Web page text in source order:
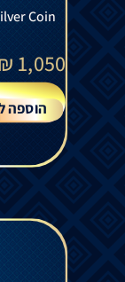
Coin
1,050
הוספה